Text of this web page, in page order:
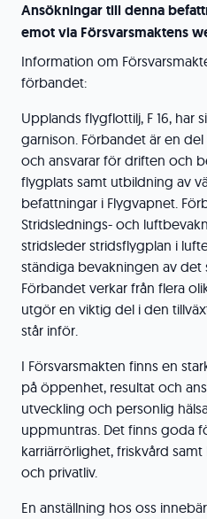
Ansökningar till denna
emot via Försvarsmaktens
Information om
förbandet:
Upplands flygflottilj, F 16, har
garnison. Förbandet är en
och ansvarar för driften och
flygplats samt utbildning av
befattningar i Flygvapnet.
Stridslednings- och
stridsleder stridsflygplan i
ständiga bevakningen av det
Förbandet verkar från flera
utgör en viktig del i den
står inför.
I Försvarsmakten finns en
på öppenhet, resultat och
utveckling och personlig
uppmuntras. Det finns goda
karriärrörlighet, friskvård
och privatliv.
En anställning hos oss